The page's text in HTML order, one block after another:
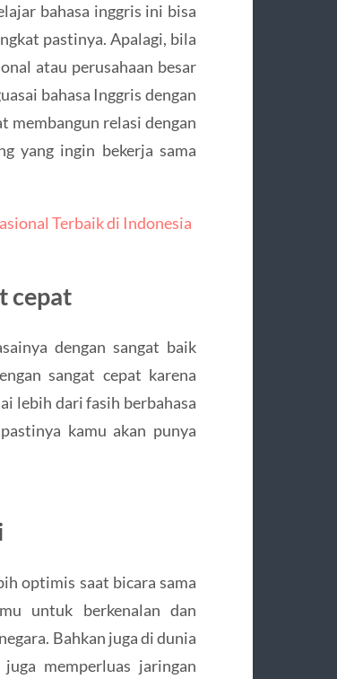
bahasa inggris ini bisa
pastinya. Apalagi, bila
atau perusahaan besar
bahasa Inggris dengan
membangun relasi dengan
yang ingin bekerja sama
Terbaik di Indonesia
cepat
dengan sangat baik
sangat cepat karena
lebih dari fasih berbahasa
kamu akan punya
optimis saat bicara sama
untuk berkenalan dan
Bahkan juga di dunia
memperluas jaringan